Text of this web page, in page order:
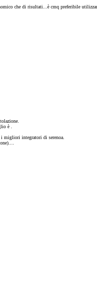
che di risultati...è cmq preferibile
è .
i migliori integratori di serenoa.